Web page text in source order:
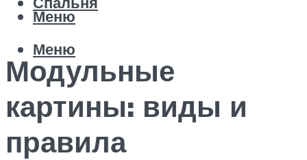
Меню
Меню
Модульные
картины: виды и
правила